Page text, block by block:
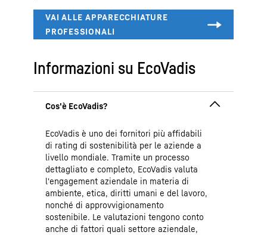
Informazioni su EcoVadis
EcoVadis è uno dei fornitori più affidabili
di rating di sostenibilità per le aziende a
livello mondiale. Tramite un processo
dettagliato e completo, EcoVadis valuta
l'engagement aziendale in materia di
ambiente, etica, diritti umani e del lavoro,
nonché di approvvigionamento
sostenibile. Le valutazioni tengono conto
anche di fattori quali settore aziendale,